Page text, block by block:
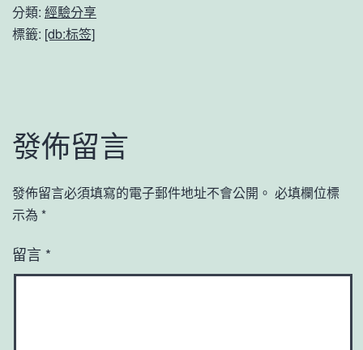
分類: 經驗分享
標籤: [db:标签]
發佈留言
發佈留言必須填寫的電子郵件地址不會公開。 必填欄位標
示為 *
留言 *